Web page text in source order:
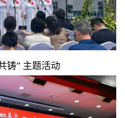
铸” 主题活动